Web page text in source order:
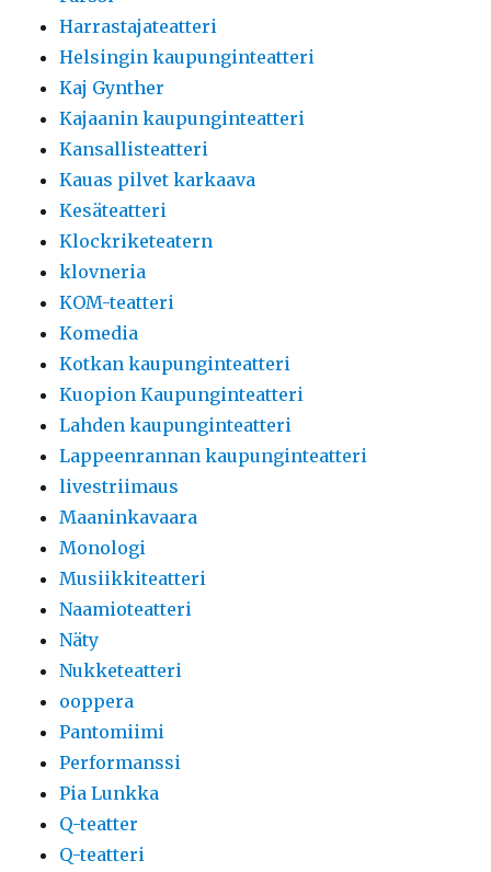
Harrastajateatteri
Helsingin kaupunginteatteri
Kaj Gynther
Kajaanin kaupunginteatteri
Kansallisteatteri
Kauas pilvet karkaava
Kesäteatteri
Klockriketeatern
klovneria
KOM-teatteri
Komedia
Kotkan kaupunginteatteri
Kuopion Kaupunginteatteri
Lahden kaupunginteatteri
Lappeenrannan kaupunginteatteri
livestriimaus
Maaninkavaara
Monologi
Musiikkiteatteri
Naamioteatteri
Näty
Nukketeatteri
ooppera
Pantomiimi
Performanssi
Pia Lunkka
Q-teatter
Q-teatteri